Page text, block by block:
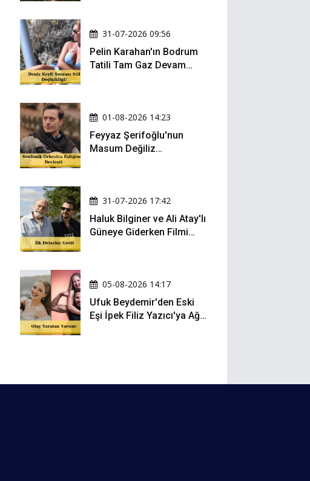
31-07-2026 09:56
Pelin Karahan'ın Bodrum
Tatili Tam Gaz Devam
01-08-2026 14:23
Feyyaz Şerifoğlu'nun
Masum Değiliz
31-07-2026 17:42
Haluk Bilginer ve Ali Atay'lı
Güneye Giderken Filmi
05-08-2026 14:17
Ufuk Beydemir'den Eski
Eşi İpek Filiz Yazıcı'ya Ağır